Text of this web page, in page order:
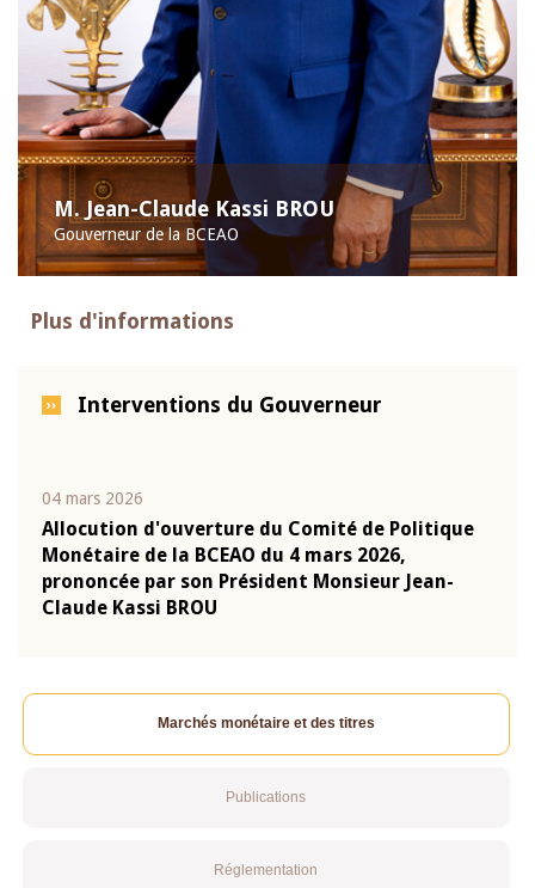
M. Jean-Claude Kassi BROU
Gouverneur de la BCEAO
Plus d'informations
Interventions du Gouverneur
04 mars 2026
Allocution d'ouverture du Comité de Politique
Monétaire de la BCEAO du 4 mars 2026,
prononcée par son Président Monsieur Jean-
Claude Kassi BROU
Marchés monétaire et des titres
Publications
Réglementation